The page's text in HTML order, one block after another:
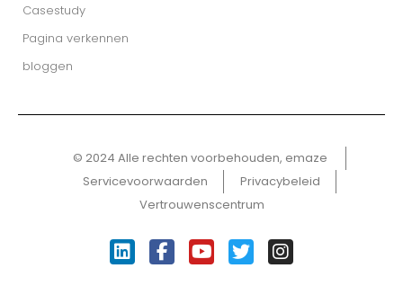
Casestudy
Pagina verkennen
bloggen
© 2024 Alle rechten voorbehouden, emaze ​
Servicevoorwaarden
Privacybeleid
Vertrouwenscentrum